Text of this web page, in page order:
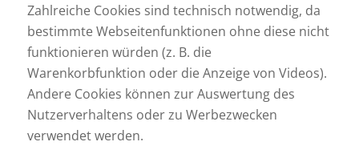
Zahlreiche Cookies sind technisch notwendig, da
bestimmte Webseitenfunktionen ohne diese nicht
funktionieren würden (z. B. die
Warenkorbfunktion oder die Anzeige von Videos).
Andere Cookies können zur Auswertung des
Nutzerverhaltens oder zu Werbezwecken
verwendet werden.